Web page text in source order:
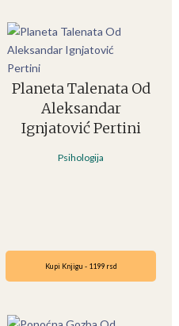
Planeta Talenata Od
Aleksandar
Ignjatović Pertini
Psihologija
Kupi Knjigu - 1199 rsd